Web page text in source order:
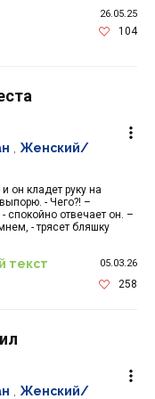
26.05.25
104
он кладет руку на
- Чего?! –
спокойно отвечает он. –
- трясет бляшку
Женский/
текст 05.03.26
258
Женский/